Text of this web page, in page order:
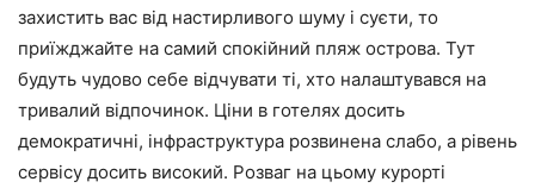
захистить вас від настирливого шуму і суєти, то
приїжджайте на самий спокійний пляж острова. Тут
будуть чудово себе відчувати ті, хто налаштувався на
тривалий відпочинок. Ціни в готелях досить
демократичні, інфраструктура розвинена слабо, а рівень
сервісу досить високий. Розваг на цьому курорті